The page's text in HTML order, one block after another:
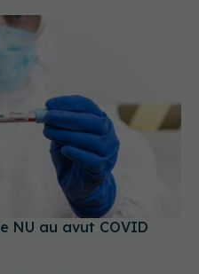
NU au avut COVID